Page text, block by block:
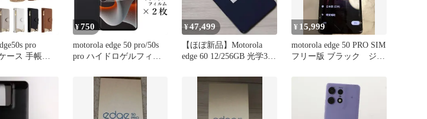
pro
ース 手帳型
属チェーン
ード収納 小
ホケース レ
け edge50spro
¥750
motorola edge 50 pro/50s
pro ハイドロゲルフィル
¥47,499
【ほぼ新品】Motorola
edge 60 12/256GB 光学3倍
¥ 15,999
motorola edge 50 PRO SIM
フリー版 ブラック ジャ